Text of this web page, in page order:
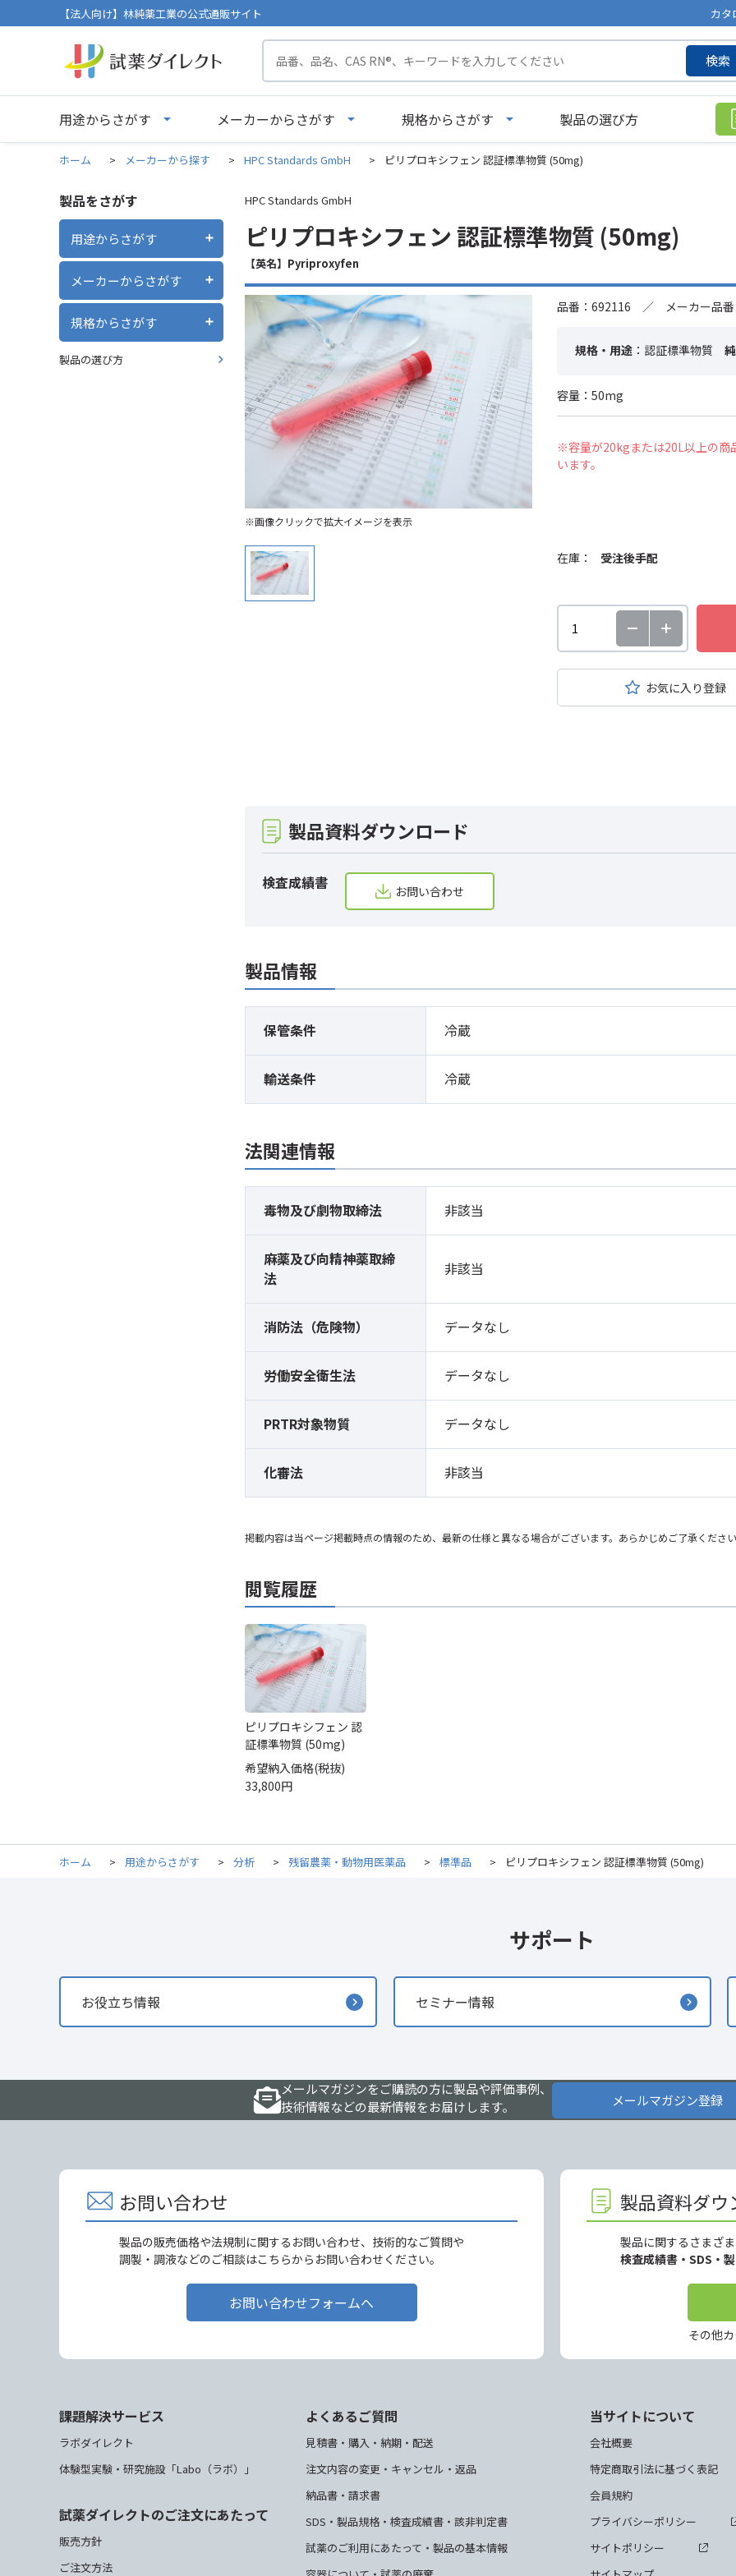
【法人向け】林純薬工業の公式通販サイト カタ
検索
用途からさがす メーカーからさがす 規格からさがす 製品の選び方
ホーム > メーカーから探す > HPC Standards GmbH > ピリプロキシフェン 認証標準物質 (50mg)
製品をさがす
用途からさがす
メーカーからさがす
規格からさがす
製品の選び方
HPC Standards GmbH
ピリプロキシフェン 認証標準物質 (50mg)
【英名】Pyriproxyfen
※画像クリックで拡大イメージを表示
品番：692116 ／ メーカー品番
規格・用途 ：認証標準物質
容量：50mg
※容量が20kgまたは20L以上の商
います。
在庫： 受注後手配
お気に入り登録
製品資料ダウンロード
検査成績書 お問い合わせ
製品情報
保管条件 冷蔵
輸送条件 冷蔵
法関連情報
毒物及び劇物取締法 非該当
麻薬及び向精神薬取締
法
非該当
消防法（危険物） データなし
労働安全衛生法 データなし
PRTR対象物質 データなし
化審法 非該当
掲載内容は当ページ掲載時点の情報のため、最新の仕様と異なる場合がございます。あらかじめご了承くださ
閲覧履歴
ピリプロキシフェン 認
証標準物質 (50mg)
希望納入価格(税抜)
33,800円
ホーム > 用途からさがす > 分析 > 残留農薬・動物用医薬品 > 標準品 > ピリプロキシフェン 認証標準物質 (50mg)
サポート
お役立ち情報 セミナー情報
メールマガジンをご購読の方に製品や評価事例、
技術情報などの最新情報をお届けします。
メールマガジン登録
お問い合わせ
製品の販売価格や法規制に関するお問い合わせ、技術的なご質問や
調製・調液などのご相談はこちらからお問い合わせください。
お問い合わせフォームへ
製品資料ダウ
製品に関するさまざ
検査成績書・SDS・
その他
課題解決サービス
ラボダイレクト
体験型実験・研究施設「Labo（ラボ）」
試薬ダイレクトのご注文にあたって
販売方針
ご注文方法
よくあるご質問
見積書・購入・納期・配送
注文内容の変更・キャンセル・返品
納品書・請求書
SDS・製品規格・検査成績書・該非判定書
試薬のご利用にあたって・製品の基本情報
当サイトについて
会社概要
特定商取引法に基づく表記
会員規約
プライバシーポリシー
サイトポリシー